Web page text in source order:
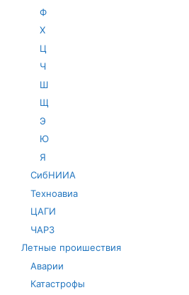
Ф
Х
Ц
Ч
Ш
Щ
Э
Ю
Я
СибНИИА
Техноавиа
ЦАГИ
ЧАРЗ
Летные проишествия
Аварии
Катастрофы